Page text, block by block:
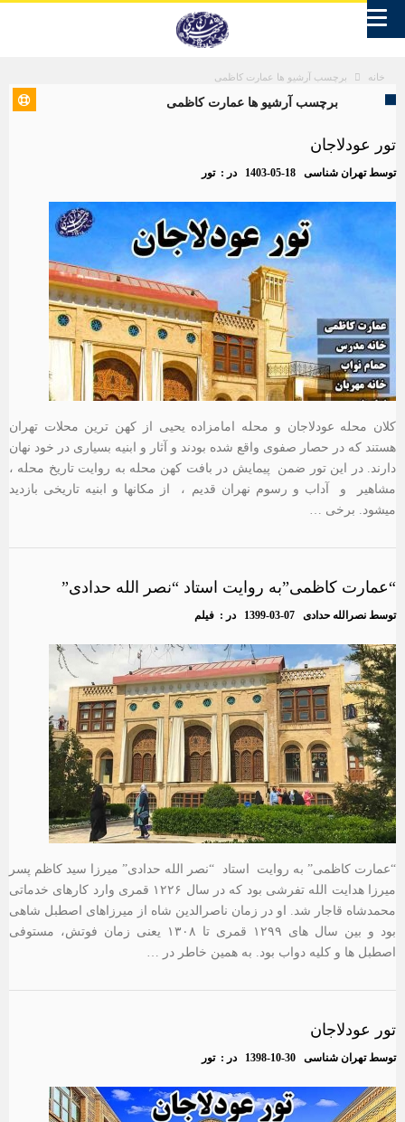
خانه برچسب آرشیو ها عمارت کاظمی
برچسب آرشیو ها عمارت کاظمی
تور عودلاجان
توسطتهران شناسی 1403-05-18 در :تور
کلان محله عودلاجان و محله امامزاده یحیی از کهن ترین محلات تهران
هستند که در حصار صفوی واقع شده بودند و آثار و ابنیه بسیاری در خود نهان
دارند. در این تور ضمن پیمایش در بافت کهن محله به روایت تاریخ محله ،
مشاهیر و آداب و رسوم نهران قدیم ، از مکانها و ابنیه تاریخی بازدید
میشود. برخی …
“عمارت کاظمی”به روایت استاد “نصر الله حدادی”
توسط نصرالله حدادی 1399-03-07 در : فیلم
“عمارت کاظمی” به روایت استاد “نصر الله حدادی” میرزا سید کاظم پسر
میرزا هدایت الله تفرشی بود که در سال ۱۲۲۶ قمری وارد کارهای خدماتی
محمدشاه قاجار شد. او در زمان ناصرالدین شاه از میرزاهای اصطبل شاهی
بود و بین سال های ۱۲۹۹ قمری تا ۱۳۰۸ یعنی زمان فوتش، مستوفی
اصطبل ها و کلیه دواب بود. به همین خاطر در …
تور عودلاجان
توسطتهران شناسی 1398-10-30 در :تور